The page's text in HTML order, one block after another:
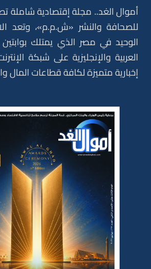
أموال الغد.. مجلة إقتصادية شاملة
للصحافة والنشر «ش.م.م»، وتعد
الوحيد في مصر الذي يمتلك بوابتين
العربية والإنجليزية على شبكة
إخبارية متميزة لكافة قطاعات المال